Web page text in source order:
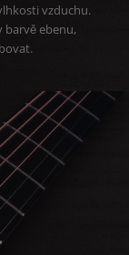
vzduchu.
barvě ebenu,